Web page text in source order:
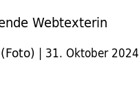
Webtexterin
| 31. Oktober 2024